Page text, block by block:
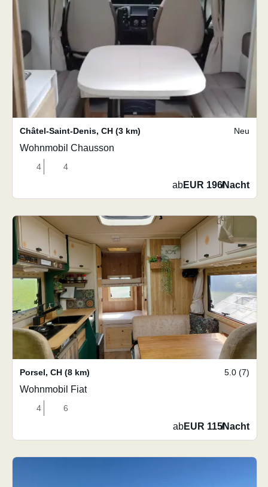
Châtel-Saint-Denis, CH (3 km) Neu
Wohnmobil Chausson
4 4
abEUR 196/Nacht
Porsel, CH (8 km) 5.0 (7)
Wohnmobil Fiat
4 6
abEUR 115/Nacht